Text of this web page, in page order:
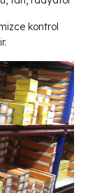
kontrol